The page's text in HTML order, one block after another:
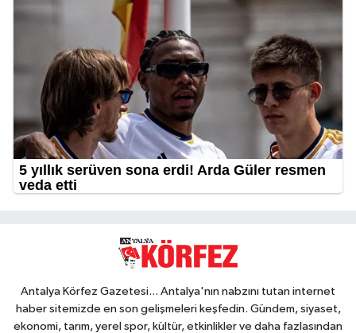
Antalya Körfez Gazetesi... Antalya'nın nabzını tutan internet
haber sitemizde en son gelişmeleri keşfedin. Gündem, siyaset,
ekonomi, tarım, yerel spor, kültür, etkinlikler ve daha fazlasından